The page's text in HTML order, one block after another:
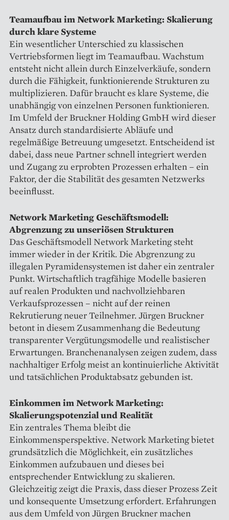
Teamaufbau im Network Marketing: Skalierung
durch klare Systeme
Ein wesentlicher Unterschied zu klassischen
Vertriebsformen liegt im Teamaufbau. Wachstum
entsteht nicht allein durch Einzelverkäufe, sondern
durch die Fähigkeit, funktionierende Strukturen zu
multiplizieren. Dafür braucht es klare Systeme, die
unabhängig von einzelnen Personen funktionieren.
Im Umfeld der Bruckner Holding GmbH wird dieser
Ansatz durch standardisierte Abläufe und
regelmäßige Betreuung umgesetzt. Entscheidend ist
dabei, dass neue Partner schnell integriert werden
und Zugang zu erprobten Prozessen erhalten – ein
Faktor, der die Stabilität des gesamten Netzwerks
beeinflusst.
Network Marketing Geschäftsmodell:
Abgrenzung zu unseriösen Strukturen
Das Geschäftsmodell Network Marketing steht
immer wieder in der Kritik. Die Abgrenzung zu
illegalen Pyramidensystemen ist daher ein zentraler
Punkt. Wirtschaftlich tragfähige Modelle basieren
auf realen Produkten und nachvollziehbaren
Verkaufsprozessen – nicht auf der reinen
Rekrutierung neuer Teilnehmer. Jürgen Bruckner
betont in diesem Zusammenhang die Bedeutung
transparenter Vergütungsmodelle und realistischer
Erwartungen. Branchenanalysen zeigen zudem, dass
nachhaltiger Erfolg meist an kontinuierliche Aktivität
und tatsächlichen Produktabsatz gebunden ist.
Einkommen im Network Marketing:
Skalierungspotenzial und Realität
Ein zentrales Thema bleibt die
Einkommensperspektive. Network Marketing bietet
grundsätzlich die Möglichkeit, ein zusätzliches
Einkommen aufzubauen und dieses bei
entsprechender Entwicklung zu skalieren.
Gleichzeitig zeigt die Praxis, dass dieser Prozess Zeit
und konsequente Umsetzung erfordert. Erfahrungen
aus dem Umfeld von Jürgen Bruckner machen